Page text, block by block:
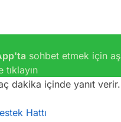
sohbet etmek için
dakika içinde yanıt verir.
Hattı